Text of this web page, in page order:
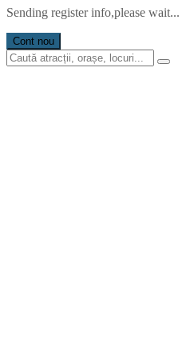
Sending register info,please wait...
Cont nou